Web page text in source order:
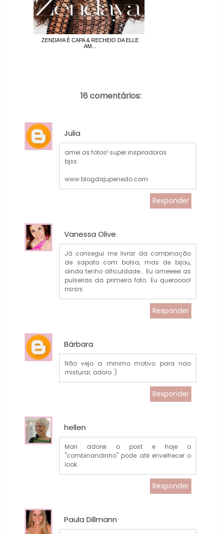
ZENDAYA É CAPA & RECHEIO DA ELLE
AM...
16 comentários:
Julia
amei as fotos! super inspiradoras
bjss
www.blogdajupenedo.com
Responder
Vanessa Olive
Já consegui me livrar da combinação
de sapato com bolsa, mas de bijou,
ainda tenho dificuldade... Eu ameeeei as
pulseiras da primeira foto. Eu queroooo!
rrsrsrs
Responder
Bárbara
Não vejo a minimo motivo para nao
misturar, adoro :)
Responder
hellen
Mari adorei o post e hoje o
"combinandinho" pode até envelhecer o
look.
Responder
Paula Dillmann